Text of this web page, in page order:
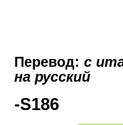
Перевод: с
на русский
-S186